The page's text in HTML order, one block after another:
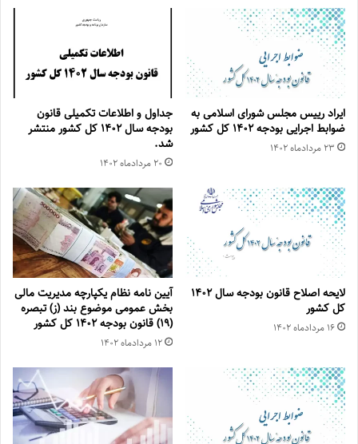
ایراد رییس مجلس شورای اسلامی به
ضوابط اجرایی بودجه ۱۴۰۲ کل کشور
۲۳ مرداد‌ماه ۱۴۰۲
جداول و اطلاعات تکمیلی قانون
بودجه سال ۱۴۰۲ کل کشور منتشر
شد.
۲۰ مرداد‌ماه ۱۴۰۲
لایحه اصلاح قانون بودجه سال ۱۴۰۲
کل کشور
۱۶ مرداد‌ماه ۱۴۰۲
آیین نامه نظام یکپارچه مدیریت مالی
بخش عمومی موضوع بند (ز) تبصره
(۱۹) قانون بودجه ۱۴۰۲ کل کشور
۱۲ مرداد‌ماه ۱۴۰۲